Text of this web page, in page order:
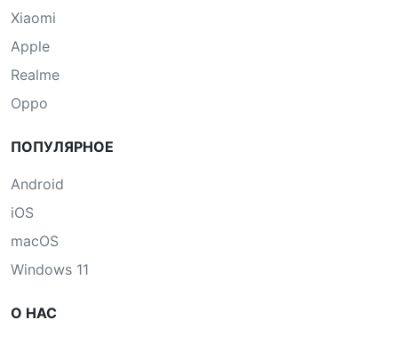
Xiaomi
Apple
Realme
Oppo
ПОПУЛЯРНОЕ
Android
iOS
macOS
Windows 11
О НАС